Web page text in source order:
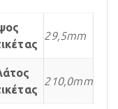
29,5mm
210,0mm